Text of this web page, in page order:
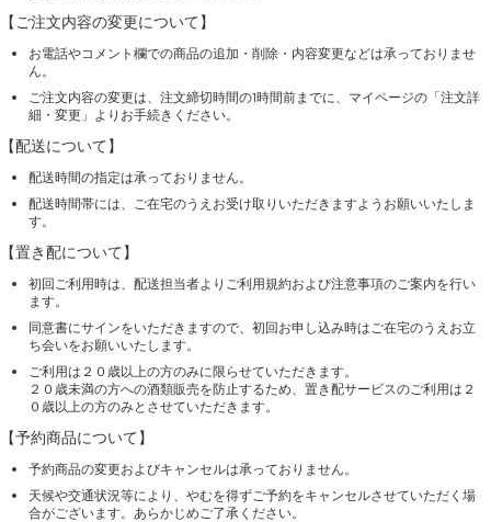
【ご注文内容の変更について】
お電話やコメント欄での商品の追加・削除・内容変更などは承っておりませ
ん。
ご注文内容の変更は、注文締切時間の1時間前までに、マイページの「注文詳
細・変更」よりお手続きください。
【配送について】
配送時間の指定は承っておりません。
配送時間帯には、ご在宅のうえお受け取りいただきますようお願いいたしま
す。
【置き配について】
初回ご利用時は、配送担当者よりご利用規約および注意事項のご案内を行い
ます。
同意書にサインをいただきますので、初回お申し込み時はご在宅のうえお立
ち会いをお願いいたします。
ご利用は２０歳以上の方のみに限らせていただきます。
２０歳未満の方への酒類販売を防止するため、置き配サービスのご利用は２
０歳以上の方のみとさせていただきます。
【予約商品について】
予約商品の変更およびキャンセルは承っておりません。
天候や交通状況等により、やむを得ずご予約をキャンセルさせていただく場
合がございます。あらかじめご了承ください。